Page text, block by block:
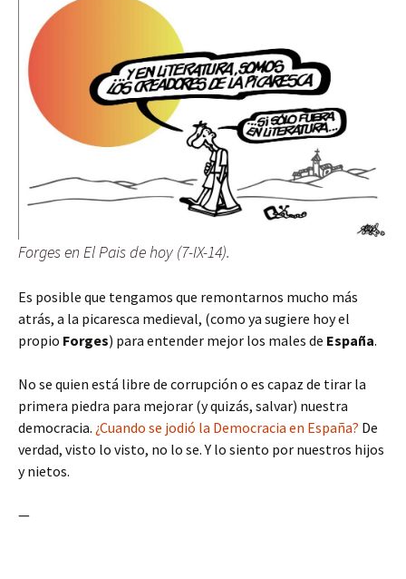
Forges en El Pais de hoy (7-IX-14).
Es posible que tengamos que remontarnos mucho más
atrás, a la picaresca medieval, (como ya sugiere hoy el
propio Forges) para entender mejor los males de España.
No se quien está libre de corrupción o es capaz de tirar la
primera piedra para mejorar (y quizás, salvar) nuestra
democracia. ¿Cuando se jodió la Democracia en España? De
verdad, visto lo visto, no lo se. Y lo siento por nuestros hijos
y nietos.
—